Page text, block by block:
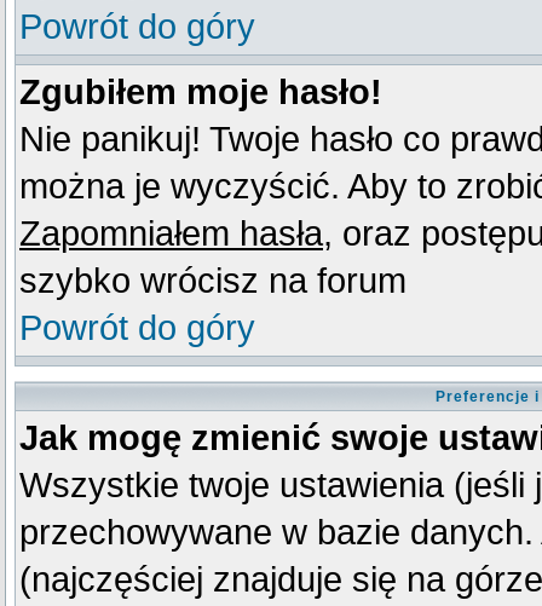
Powrót do góry
Zgubiłem moje hasło!
Nie panikuj! Twoje hasło co
można je wyczyścić. Aby to
Zapomniałem hasła, oraz
szybko wrócisz na forum
Powrót do góry
Preferencje
Jak mogę zmienić swoje
Wszystkie twoje ustawienia
przechowywane w bazie
(najczęściej znajduje się na